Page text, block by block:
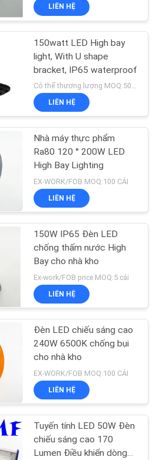
LED
kiếm LED
cản trở
Spot Track
LIÊN HỆ
150watt LED High bay
light, With U shape
bracket, IP65 waterproof
Có thể thương lượng MOQ:50PCS
LIÊN HỆ
Nhà máy thực phẩm
Ra80 120 ° 200W LED
High Bay Lighting
EX-WORK/FOB MOQ:100 CÁI
LIÊN HỆ
150W IP65 Đèn LED
chống thấm nước High
Bay cho nhà kho
Ex-work/FOB price MOQ:5 cái
LIÊN HỆ
Đèn LED chiếu sáng cao
240W 6500K chống bụi
cho nhà kho
EX-WORK/FOB MOQ:100 CÁI
LIÊN HỆ
Tuyến tính LED 50W Đèn
chiếu sáng cao 170
Lumen Điều khiển dòng